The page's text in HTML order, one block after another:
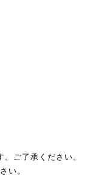
ご了承ください。
い。